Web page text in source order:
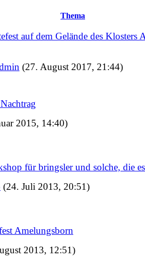
Thema
auf dem Gelände des Klosters
(27. August 2017, 21:44)
2015, 14:40)
für bringsler und solche, die
(24. Juli 2013, 20:51)
Amelungsborn
2013, 12:51)